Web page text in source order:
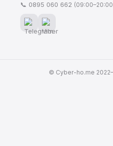
📞 0895 060 662
© Cyber-ho.me